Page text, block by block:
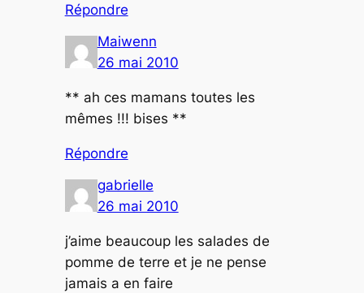
Répondre
Maiwenn
26 mai 2010
** ah ces mamans toutes les
mêmes !!! bises **
Répondre
gabrielle
26 mai 2010
j’aime beaucoup les salades de
pomme de terre et je ne pense
jamais a en faire